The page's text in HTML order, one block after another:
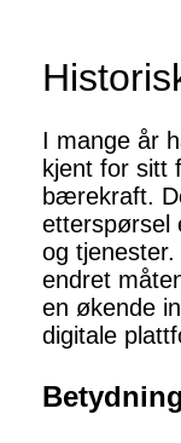
I mange år
kjent for sitt
bærekraft.
etterspørsel
og
endret
en økende
digitale